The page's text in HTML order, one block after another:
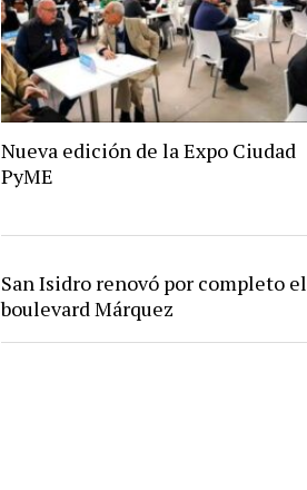
Nueva edición de la Expo Ciudad
PyME
San Isidro renovó por completo el
boulevard Márquez